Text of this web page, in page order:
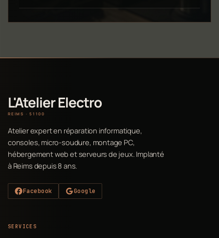
L'Atelier Electro
REIMS · 51100
Atelier expert en réparation informatique,
consoles, micro-soudure, montage PC,
hébergement web et serveurs de jeux. Implanté
à Reims depuis 8 ans.
Facebook Google
SERVICES